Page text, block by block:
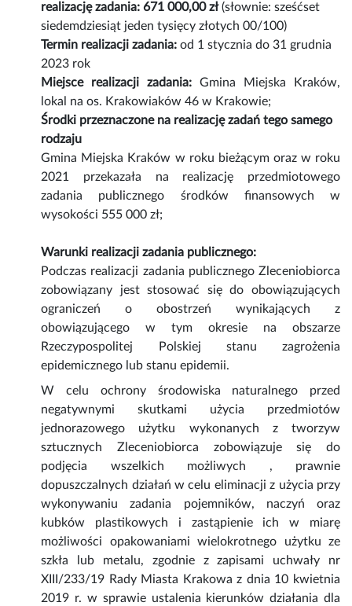
realizację zadania: 671 000,00 zł(słownie: sześćset
siedemdziesiąt jeden tysięcy złotych 00/100)
Termin realizacji zadania: od 1 stycznia do 31 grudnia
2023 rok
Miejsce realizacji zadania:Gmina Miejska Kraków,
lokal na os. Krakowiaków 46 w Krakowie;
Środki przeznaczone na realizację zadań tego samego
rodzaju
Gmina Miejska Kraków w roku bieżącym oraz w roku
2021 przekazała na realizację przedmiotowego
zadania publicznego środków finansowych w
wysokości 555 000 zł;
Warunki realizacji zadania publicznego:
Podczas realizacji zadania publicznego Zleceniobiorca
zobowiązany jest stosować się do obowiązujących
ograniczeń o obostrzeń wynikających z
obowiązującego w tym okresie na obszarze
Rzeczypospolitej Polskiej stanu zagrożenia
epidemicznego lub stanu epidemii.
W celu ochrony środowiska naturalnego przed
negatywnymi skutkami użycia przedmiotów
jednorazowego użytku wykonanych z tworzyw
sztucznych Zleceniobiorca zobowiązuje się do
podjęcia wszelkich możliwych , prawnie
dopuszczalnych działań w celu eliminacji z użycia przy
wykonywaniu zadania pojemników, naczyń oraz
kubków plastikowych i zastąpienie ich w miarę
możliwości opakowaniami wielokrotnego użytku ze
szkła lub metalu, zgodnie z zapisami uchwały nr
XIII/233/19 Rady Miasta Krakowa z dnia 10 kwietnia
2019 r. w sprawie ustalenia kierunków działania dla